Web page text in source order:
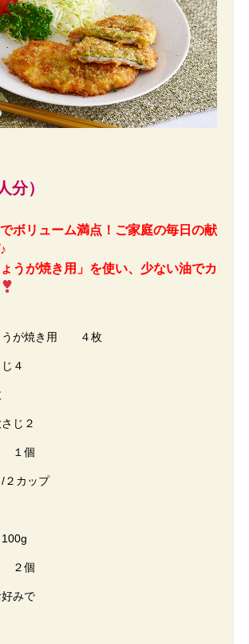
分）
ボリューム満点！ご家庭の毎日の献
ょうが焼き用」を使い、少ない油でカ
うが焼き用 ４枚
４
じ２
１個
カップ
２個
みで